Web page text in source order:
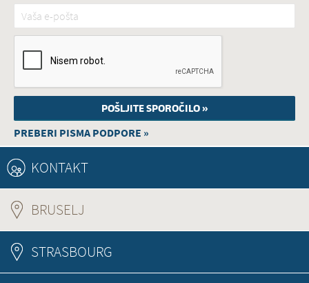
Vaša e-pošta*
PREBERI PISMA PODPORE »
KONTAKT
BRUSELJ
STRASBOURG